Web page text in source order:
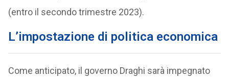
(entro il secondo trimestre 2023).
L’impostazione di politica economica
Come anticipato, il governo Draghi sarà impegnato